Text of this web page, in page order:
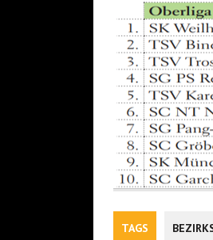
TAGS